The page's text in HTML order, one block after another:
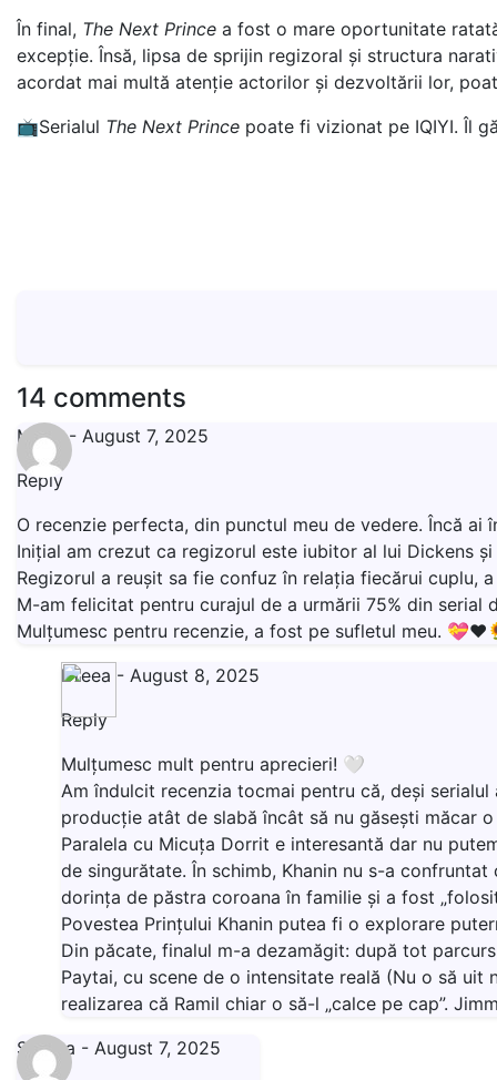
În final, The Next Prince a fost o mare oportunitate
excepție. Însă, lipsa de sprijin regizoral și structura
acordat mai multă atenție actorilor și dezvoltării lor,
📺Serialul The Next Prince poate fi vizionat pe IQIYI. Îl
14 comments
Mona- August 7, 2025
Reply
O recenzie perfecta, din punctul meu de vedere. Încă
Inițial am crezut ca regizorul este iubitor al lui Dickens
Regizorul a reușit sa fie confuz în relația fiecărui cuplu,
M-am felicitat pentru curajul de a urmării 75% din
Mulțumesc pentru recenzie, a fost pe sufletul meu.
Dreea - August 8, 2025
Reply
Mulțumesc mult pentru aprecieri! 🤍
Am îndulcit recenzia tocmai pentru că, deși
producție atât de slabă încât să nu găsești măcar
Paralela cu Micuța Dorrit e interesantă dar nu
de singurătate. În schimb, Khanin nu s-a
dorința de păstra coroana în familie și a fost
Povestea Prințului Khanin putea fi o explorare
Din păcate, finalul m-a dezamăgit: după tot
Paytai, cu scene de o intensitate reală (Nu o să
realizarea că Ramil chiar o să-l „calce pe cap”.
Steluta - August 7, 2025